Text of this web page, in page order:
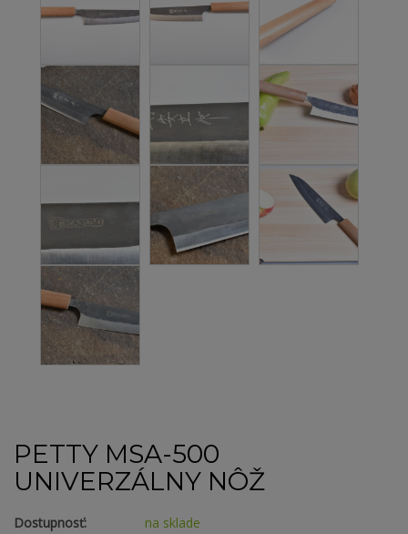
PETTY MSA-500
UNIVERZÁLNY NÔŽ
Dostupnosť:
na sklade